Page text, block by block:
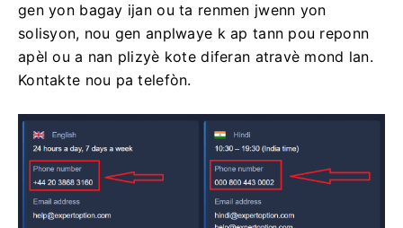
gen yon bagay ijan ou ta renmen jwenn yon
solisyon, nou gen anplwaye k ap tann pou reponn
apèl ou a nan plizyè kote diferan atravè mond lan.
Kontakte nou pa telefòn.